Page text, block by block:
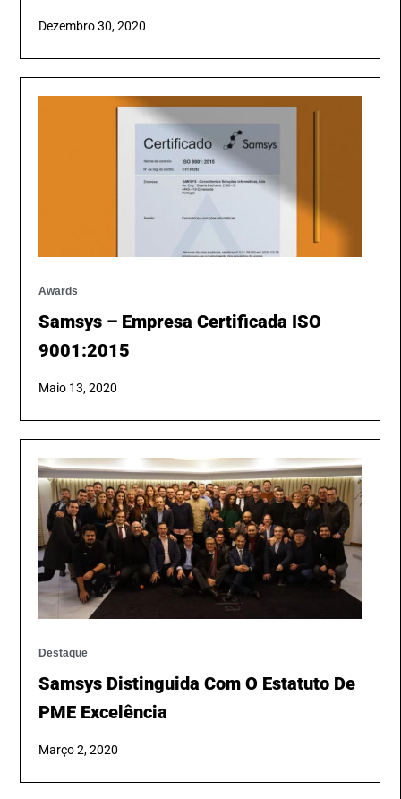
Dezembro 30, 2020
Awards
Samsys – Empresa Certificada ISO
9001:2015
Maio 13, 2020
Destaque
Samsys Distinguida Com O Estatuto De
PME Excelência
Março 2, 2020